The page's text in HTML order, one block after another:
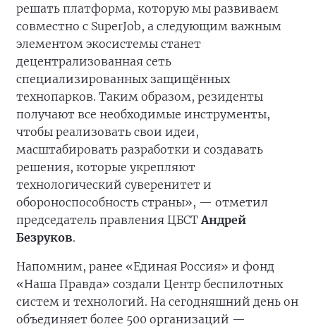
решать платформа, которую мы развиваем
совместно с SuperJob, а следующим важным
элементом экосистемы станет
децентрализованная сеть
специализированных защищённых
технопарков. Таким образом, резиденты
получают все необходимые инструменты,
чтобы реализовать свои идеи,
масштабировать разработки и создавать
решения, которые укрепляют
технологический суверенитет и
обороноспособность страны», — отметил
председатель правления ЦБСТАндрей
Безруков.
Напомним, ранее «Единая Россия» и фонд
«Наша Правда» создали Центр беспилотных
систем и технологий. На сегодняшний день он
объединяет более 500 организаций —